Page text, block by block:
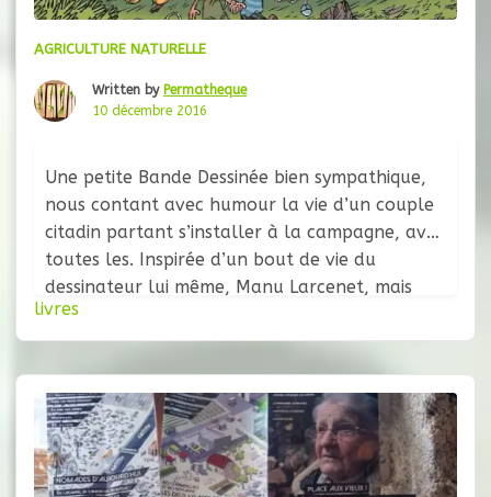
AGRICULTURE NATURELLE
Written by Permatheque
10 décembre 2016
Une petite Bande Dessinée bien sympathique,
nous contant avec humour la vie d’un couple
citadin partant s’installer à la campagne, avec
toutes les. Inspirée d’un bout de vie du
dessinateur lui même, Manu Larcenet, mais
écrite par Jean-Yves Ferri, Le retour à la Terre
nous invite à découvrir cette expérience. En
voici une petite présentation
livres